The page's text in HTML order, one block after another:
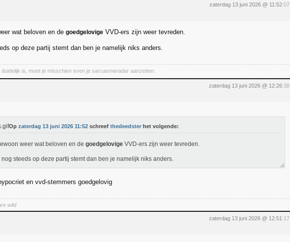
zaterdag 13 juni 2026 @ 11:52:07
wat beloven en de goedgelovige VVD-ers zijn weer tevreden.
op deze partij stemt dan ben je namelijk niks anders.
duidelijk is, moet je misschien even je sarcasmeradar aanzetten.
zaterdag 13 juni 2026 @ 12:26:38
Op zaterdag 13 juni 2026 11:52 schreef thedeedster het volgende:
weer wat beloven en de goedgelovige VVD-ers zijn weer tevreden.
nog steeds op deze partij stemt dan ben je namelijk niks anders.
en vvd-stemmers goedgelovig
wild
zaterdag 13 juni 2026 @ 12:51 :17